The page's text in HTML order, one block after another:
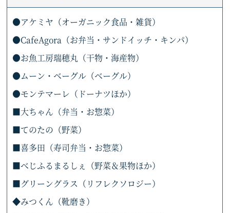
●アケミヤ（オーガニック食品・雑貨）
●CafeAgora（お弁当・サンドイッチ・キンパ）
●お魚工房瑞穂丸（干物・海産物）
●ムーン・ベーグル（ベーグル）
●モンテマーレ（ドーナツほか）
■大ちゃん（弁当・お惣菜）
■てのたの（野菜）
■喜多田（寿司弁当・お惣菜）
■べじふるまるしぇ（野菜＆果物ほか）
■グリーングラス（リフレクソロジー）
◆みつくん（靴磨き）